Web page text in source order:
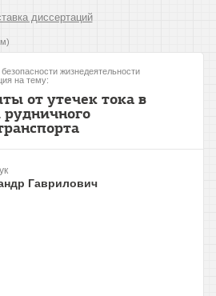
диссертаций
жизнедеятельности
на тему:
от утечек тока в
рудничного
Гаврилович